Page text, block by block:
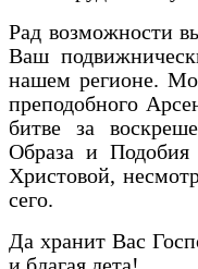
Рад возможности
Ваш
нашем регионе.
преподобного
битве за
Образа и
Христовой,
сего.
Да хранит Вас